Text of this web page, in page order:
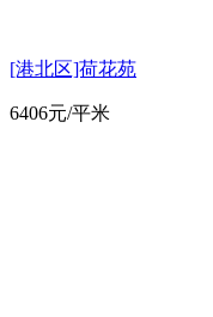
[港北区]荷花苑
6406元/平米